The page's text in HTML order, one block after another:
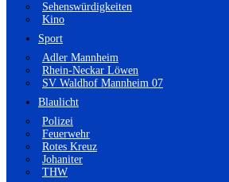
Sehenswürdigkeiten
Kino
Sport
Adler Mannheim
Rhein-Neckar Löwen
SV Waldhof Mannheim 07
Blaulicht
Polizei
Feuerwehr
Rotes Kreuz
Johaniter
THW